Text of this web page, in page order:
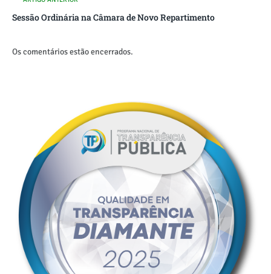
Sessão Ordinária na Câmara de Novo Repartimento
Os comentários estão encerrados.